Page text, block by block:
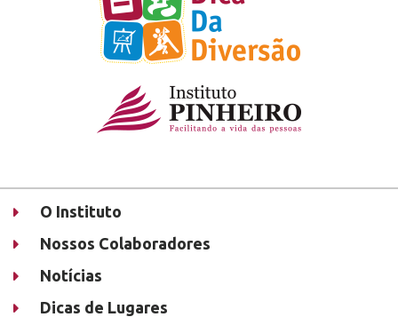
O Instituto
Nossos Colaboradores
Notícias
Dicas de Lugares